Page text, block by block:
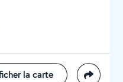
la carte